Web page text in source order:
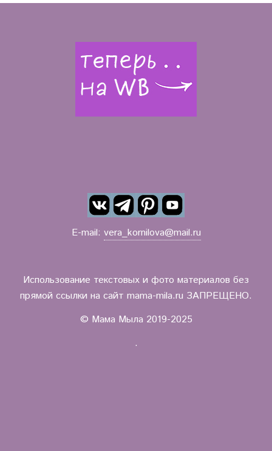
E-mail: vera_kornilova@mail.ru
Использование текстовых и фото материалов без
прямой ссылки на сайт mama-mila.ru ЗАПРЕЩЕНО.
© Мама Мыла 2019-2025
.